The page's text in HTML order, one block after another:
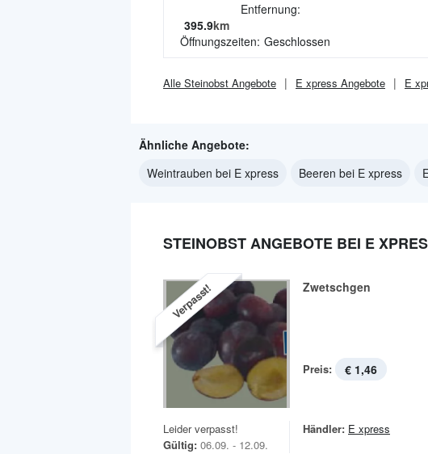
Entfernung:
395.9km
Öffnungszeiten: Geschlossen
Alle Steinobst Angebote E xpress Angebote E
Ähnliche Angebote:
Weintrauben bei E xpress
Beeren bei E xpress
STEINOBST ANGEBOTE BEI E
Verpasst! Zwetschgen
Preis: € 1,46
Leider verpasst!
Gültig: 06.09. - 12.09.
Händler: E xpress